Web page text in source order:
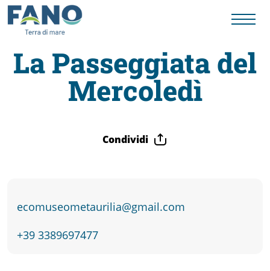
Fano
Cose
da
La Passeggiata del
Mercoledì
Condividi
ecomuseometaurilia@gmail.com
+39 3389697477